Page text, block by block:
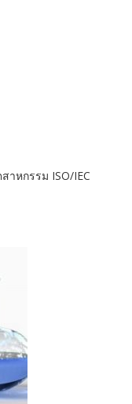
าหกรรม ISO/IEC